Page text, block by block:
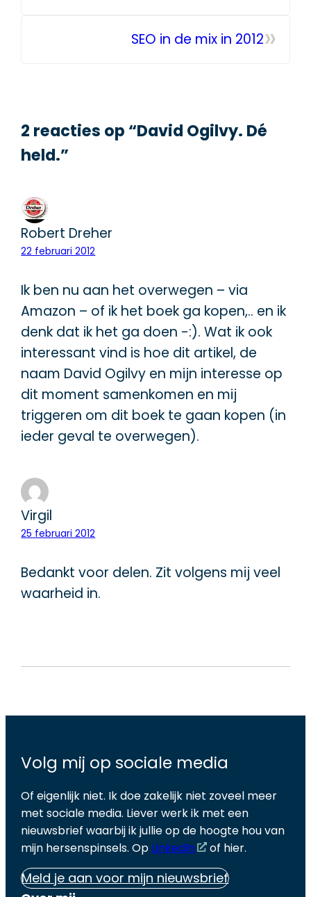
»
SEO in de mix in 2012
2 reacties op “David Ogilvy. Dé
held.”
Robert Dreher
22 februari 2012
Ik ben nu aan het overwegen – via
Amazon – of ik het boek ga kopen,.. en ik
denk dat ik het ga doen -:). Wat ik ook
interessant vind is hoe dit artikel, de
naam David Ogilvy en mijn interesse op
dit moment samenkomen en mij
triggeren om dit boek te gaan kopen (in
ieder geval te overwegen).
Virgil
25 februari 2012
Bedankt voor delen. Zit volgens mij veel
waarheid in.
Volg mij op sociale media
Of eigenlijk niet. Ik doe zakelijk niet zoveel meer
met sociale media. Liever werk ik met een
nieuwsbrief waarbij ik jullie op de hoogte hou van
mijn hersenspinsels. Op LinkedIn of hier.
Meld je aan voor mijn nieuwsbrief